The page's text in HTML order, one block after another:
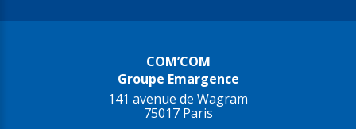
COM’COM
Groupe Emargence
141 avenue de Wagram
75017 Paris